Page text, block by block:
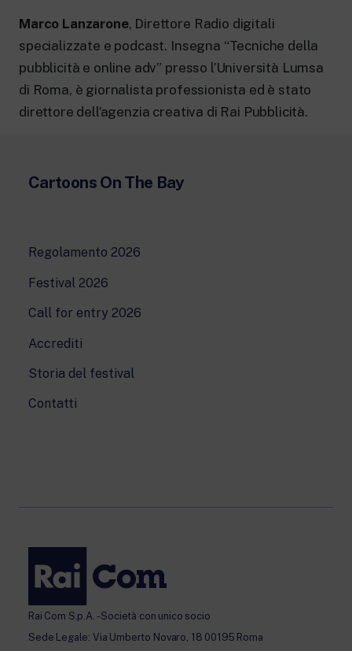
e aggiornamenti.
Le redazioni regionali di RaiNews.
Approfondimenti culturali su Arte,
Letteratura, Storia e molto altro.
adulti.
Marco Lanzarone, Direttore Radio digitali
specializzate e podcast. Insegna “Tecniche della
pubblicità e online adv” presso l’Università Lumsa
di Roma, è giornalista professionista ed è stato
direttore dell’agenzia creativa di Rai Pubblicità.
Cartoons On The Bay
Regolamento 2026
Festival 2026
Call for entry 2026
Accrediti
Storia del festival
Contatti
Rai Com S.p.A. - Società con unico socio
Sede Legale: Via Umberto Novaro, 18 00195 Roma